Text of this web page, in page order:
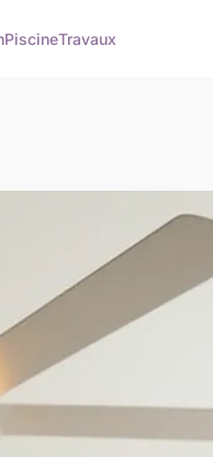
PiscineTravaux